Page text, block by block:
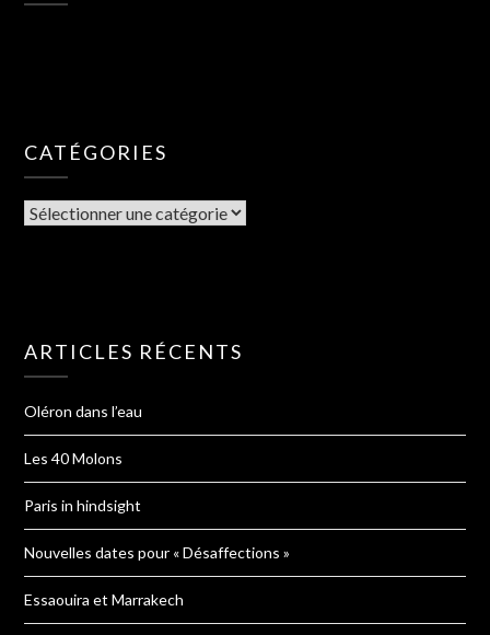
CATÉGORIES
ARTICLES RÉCENTS
Oléron dans l’eau
Les 40 Molons
Paris in hindsight
Nouvelles dates pour « Désaffections »
Essaouira et Marrakech